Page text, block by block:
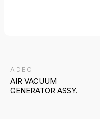
ADEC
AIR VACUUM
GENERATOR ASSY.